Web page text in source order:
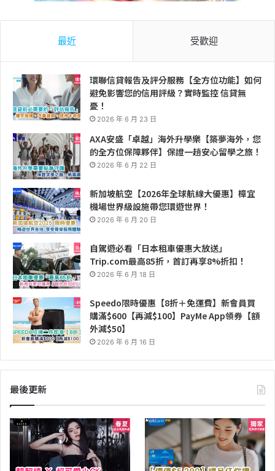
最近 受歡迎
環聯信貸報告及評分服務【全方位功能】如何
避免影響您的信用評級？實時監控 信貸無
憂！
2026 年 6 月 23 日
AXA安盛「卓越」海外升學樂【築夢海外，您
的全方位保障夥伴】保證一趟安心留學之旅！
2026 年 6 月 22 日
新加坡航空【2026年全球航線大優惠】樟宜
機場世界級設施帶您環遊世界！
2026 年 6 月 20 日
自駕遊必看「日本租車優惠大放送」
Trip.com最高85折，首訂再享8%折扣！
2026 年 6 月 18 日
Speedo限時優惠【8折＋免運費】新會員買
購滿$600【再減$100】PayMe App領券【額
外減$50】
2026 年 6 月 16 日
最後更新